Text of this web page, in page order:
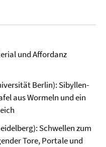
und Affordanz
Berlin): Sibyllen-
aus Wormeln und ein
Schwellen zum
Tore, Portale und